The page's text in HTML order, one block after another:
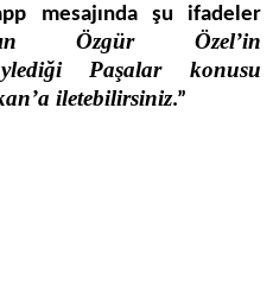
mesajında şu ifadeler
Özgür Özel’in
Paşalar konusu
iletebilirsiniz.”